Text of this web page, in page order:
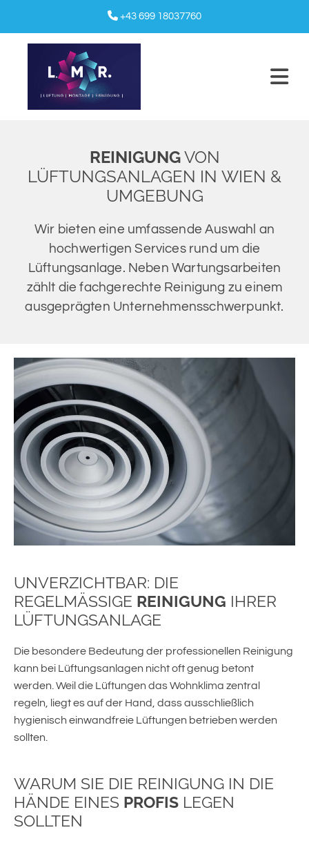
 +43 699 18037760
REINIGUNGVON
LÜFTUNGSANLAGEN IN WIEN &
UMGEBUNG
Wir bieten eine umfassende Auswahl an
hochwertigen Services rund um die
Lüftungsanlage. Neben Wartungsarbeiten
zählt die fachgerechte Reinigung zu einem
ausgeprägten Unternehmensschwerpunkt.
UNVERZICHTBAR: DIE
REGELMÄSSIGE REINIGUNG IHRER
LÜFTUNGSANLAGE
Die besondere Bedeutung der professionellen Reinigung
kann bei Lüftungsanlagen nicht oft genug betont
werden. Weil die Lüftungen das Wohnklima zentral
regeln, liegt es auf der Hand, dass ausschließlich
hygienisch einwandfreie Lüftungen betrieben werden
sollten.
WARUM SIE DIE REINIGUNG IN DIE
HÄNDE EINES PROFIS LEGEN
SOLLTEN